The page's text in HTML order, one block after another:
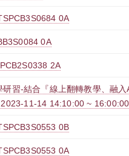
0A
0A
2A
習-結合『線上翻轉教學、融入
11-14 14:10:00 ~ 16:00:00
0B
0A